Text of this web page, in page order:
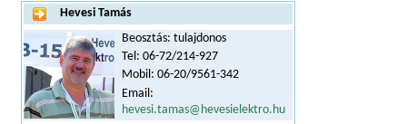
Hevesi Tamás
Beosztás: tulajdonos
Tel: 06-72/214-927
Mobil: 06-20/9561-342
Email:
hevesi.tamas@hevesielektro.hu